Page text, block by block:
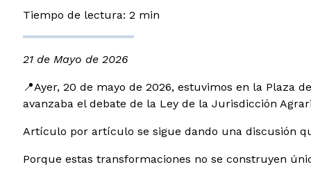
Tiempo de lectura: 2 min
21 de Mayo de 2026
📍Ayer, 20 de mayo de 2026, estuvimos en la Plaza
avanzaba el debate de la Ley de la Jurisdicción
Artículo por artículo se sigue dando una discusión
Porque estas transformaciones no se construyen